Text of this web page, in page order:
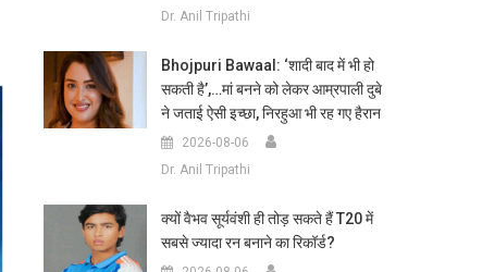
Dr. Anil Tripathi
Bhojpuri Bawaal: ‘शादी बाद में भी हो
सकती है’,…मां बनने को लेकर आम्रपाली दुबे
ने जताई ऐसी इच्छा, निरहुआ भी रह गए हैरान
2026-08-06
Dr. Anil Tripathi
क्यों वैभव सूर्यवंशी ही तोड़ सकते हैं T20 में
सबसे ज्यादा रन बनाने का रिकॉर्ड?